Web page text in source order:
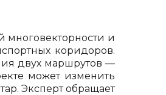
многовекторности и
коридоров.
двух маршрутов —
может изменить
Эксперт обращает